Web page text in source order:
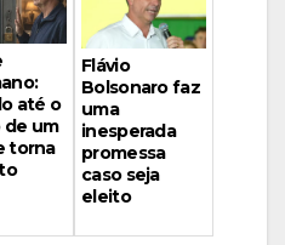
até o
de um
torna
Flávio
Bolsonaro faz
uma
inesperada
promessa
caso seja
eleito